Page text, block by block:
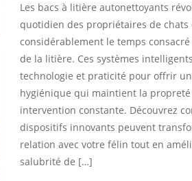
Les bacs à litière autonettoyants
quotidien des propriétaires de
considérablement le temps consacré
de la litière. Ces systèmes
technologie et praticité pour offrir
hygiénique qui maintient la propreté
intervention constante. Découvrez
dispositifs innovants peuvent
relation avec votre félin tout en
salubrité de […]